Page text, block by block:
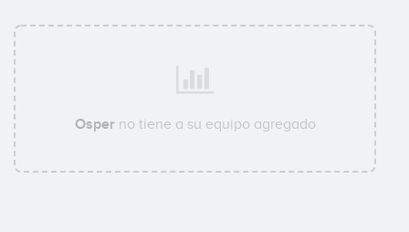
Osper no tiene a su equipo agregado